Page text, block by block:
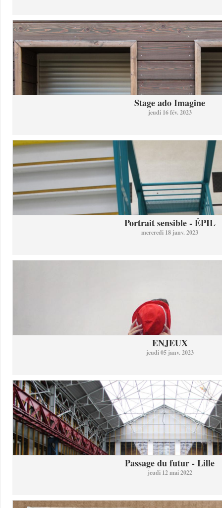
Stage ado Imagine
jeudi 16 fév. 2023
Portrait sensible - ÉPIL
mercredi 18 janv. 2023
ENJEUX
jeudi 05 janv. 2023
Passage du futur - Lille
jeudi 12 mai 2022